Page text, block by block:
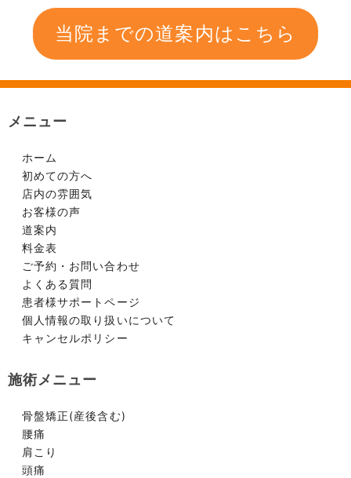
当院までの道案内はこちら
メニュー
ホーム
初めての方へ
店内の雰囲気
お客様の声
道案内
料金表
ご予約・お問い合わせ
よくある質問
患者様サポートページ
個人情報の取り扱いについて
キャンセルポリシー
施術メニュー
骨盤矯正(産後含む)
腰痛
肩こり
頭痛